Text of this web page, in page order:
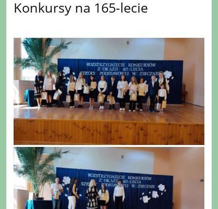
Konkursy na 165-lecie